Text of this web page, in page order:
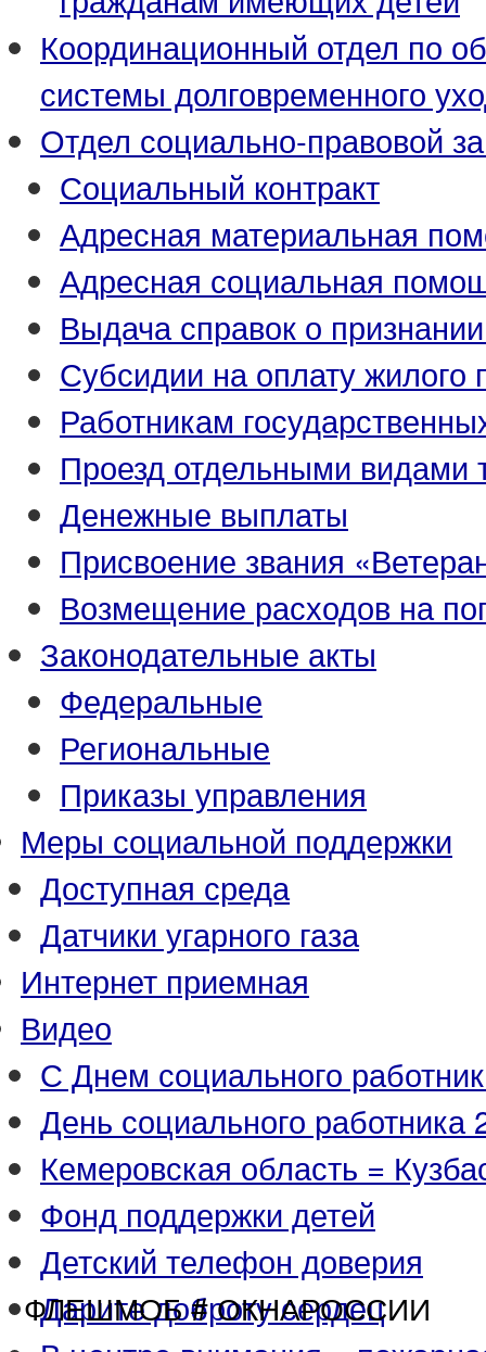
Координационный отдел по
системы долговременного
Отдел социально-правовой
Социальный контракт
Адресная материальная
Адресная социальная
Выдача справок о
Субсидии на оплату
Работникам
Проезд отдельными видами
Денежные выплаты
Присвоение звания
Возмещение расходов на
Законодательные акты
Федеральные
Региональные
Приказы управления
Меры социальной поддержки
Доступная среда
Датчики угарного газа
Интернет приемная
Видео
С Днем социального
День социального работника
Кемеровская область =
Фонд поддержки детей
Детский телефон доверия
Дарите доброту сердец
ФЛЕШМОБ # ОКНАРОССИИ